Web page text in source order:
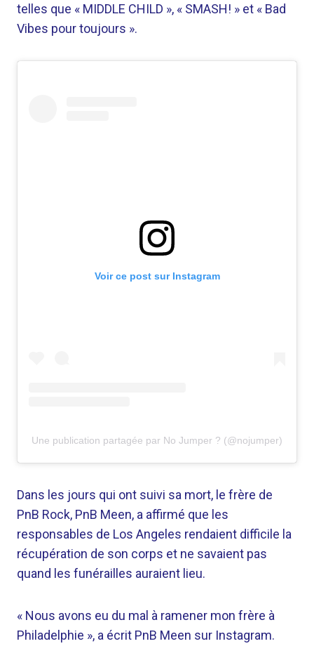
telles que « MIDDLE CHILD », « SMASH! » et « Bad
Vibes pour toujours ».
Voir ce post sur Instagram
Une publication partagée par No Jumper ? (@nojumper)
Dans les jours qui ont suivi sa mort, le frère de
PnB Rock, PnB Meen, a affirmé que les
responsables de Los Angeles rendaient difficile la
récupération de son corps et ne savaient pas
quand les funérailles auraient lieu.
« Nous avons eu du mal à ramener mon frère à
Philadelphie », a écrit PnB Meen sur Instagram.